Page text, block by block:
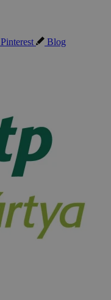
Pinterest Blog